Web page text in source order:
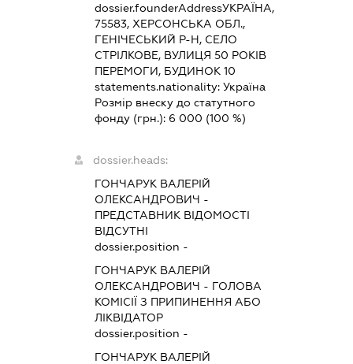
dossier.founderAddressУКРАЇНА,
75583, ХЕРСОНСЬКА ОБЛ.,
ГЕНІЧЕСЬКИЙ Р-Н, СЕЛО
СТРІЛКОВЕ, ВУЛИЦЯ 50 РОКІВ
ПЕРЕМОГИ, БУДИНОК 10
statements.nationality: Україна
Розмір внеску до статутного
фонду (грн.): 6 000 (100 %)
dossier.heads:
ГОНЧАРУК ВАЛЕРІЙ
ОЛЕКСАНДРОВИЧ -
ПРЕДСТАВНИК ВІДОМОСТІ
ВІДСУТНІ
dossier.position -
ГОНЧАРУК ВАЛЕРІЙ
ОЛЕКСАНДРОВИЧ - ГОЛОВА
КОМІСІЇ З ПРИПИНЕННЯ АБО
ЛІКВІДАТОР
dossier.position -
ГОНЧАРУК ВАЛЕРІЙ